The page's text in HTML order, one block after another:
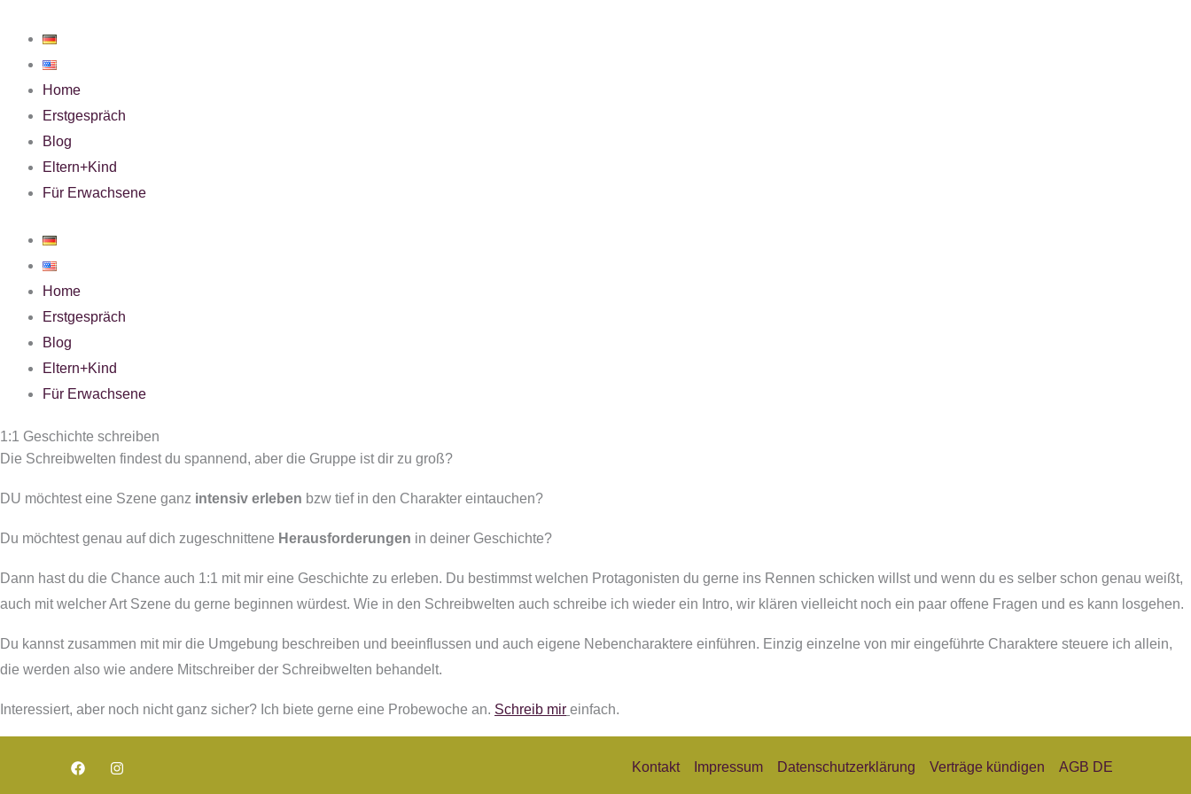
Inhalt
springen
Home
Erstgespräch
Blog
Eltern+Kind
Für Erwachsene
Home
Erstgespräch
Blog
Eltern+Kind
Für Erwachsene
1:1 Geschichte schreiben
Die Schreibwelten findest du spannend, aber die Gruppe ist dir zu groß?
DU möchtest eine Szene ganz intensiv erleben bzw tief in den Charakter eintauchen?
Du möchtest genau auf dich zugeschnittene Herausforderungen in deiner Geschichte?
Dann hast du die Chance auch 1:1 mit mir eine Geschichte zu erleben. Du bestimmst welchen Protagonisten du gerne ins Rennen schicken willst und wenn du es selber schon genau weißt,
auch mit welcher Art Szene du gerne beginnen würdest. Wie in den Schreibwelten auch schreibe ich wieder ein Intro, wir klären vielleicht noch ein paar offene Fragen und es kann losgehen.
Du kannst zusammen mit mir die Umgebung beschreiben und beeinflussen und auch eigene Nebencharaktere einführen. Einzig einzelne von mir eingeführte Charaktere steuere ich allein,
die werden also wie andere Mitschreiber der Schreibwelten behandelt.
Interessiert, aber noch nicht ganz sicher? Ich biete gerne eine Probewoche an. Schreib mir einfach.
Kontakt Impressum Datenschutzerklärung Verträge kündigen AGB DE